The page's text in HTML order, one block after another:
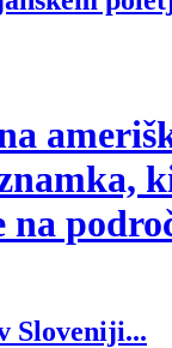
na
Sloveniji...